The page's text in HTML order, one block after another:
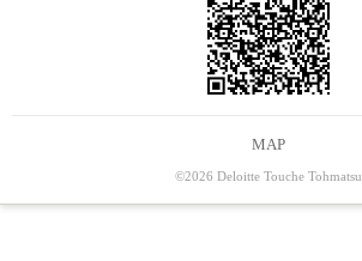
MAP
©2026 Deloitte Touche Tohmatsu